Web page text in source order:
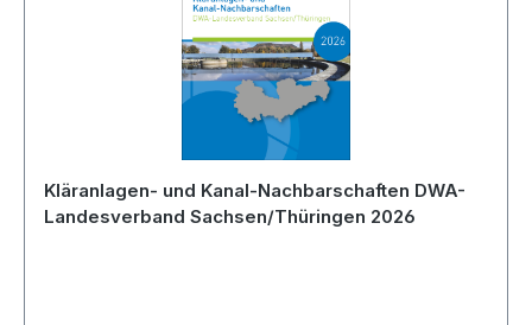
Kläranlagen- und Kanal-Nachbarschaften DWA-
Landesverband Sachsen/Thüringen 2026